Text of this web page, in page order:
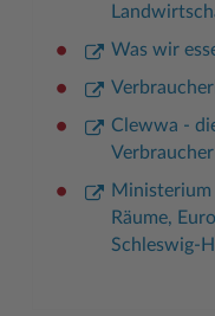
Was wir
Clewwa -
Verbraucher
Räume,
Schleswig-